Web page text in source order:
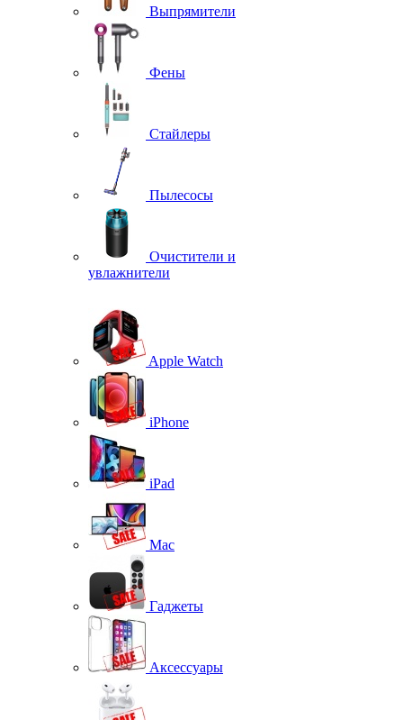
Выпрямители
Фены
Стайлеры
Пылесосы
Очистители и
увлажнители
Apple Watch
iPhone
iPad
Mac
Гаджеты
Аксессуары